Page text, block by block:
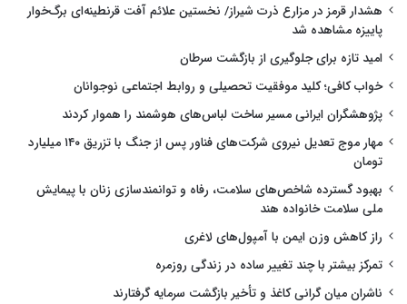
هشدار قرمز در مزارع ذرت شیراز/ نخستین علائم آفت قرنطینه‌ای برگ‌خوار
پاییزه مشاهده شد
امید تازه برای جلوگیری از بازگشت سرطان
خواب کافی؛ کلید موفقیت تحصیلی و روابط اجتماعی نوجوانان
پژوهشگران ایرانی مسیر ساخت لباس‌های هوشمند را هموار کردند
مهار موج تعدیل نیروی شرکت‌های فناور پس از جنگ با تزریق ۱۴۰ میلیارد
تومان
بهبود گسترده شاخص‌های سلامت، رفاه و توانمندسازی زنان با پیمایش
ملی سلامت خانواده هند
راز کاهش وزن ایمن با آمپول‌های لاغری
تمرکز بیشتر با چند تغییر ساده در زندگی روزمره
ناشران میان گرانی کاغذ و تأخیر بازگشت سرمایه گرفتارند